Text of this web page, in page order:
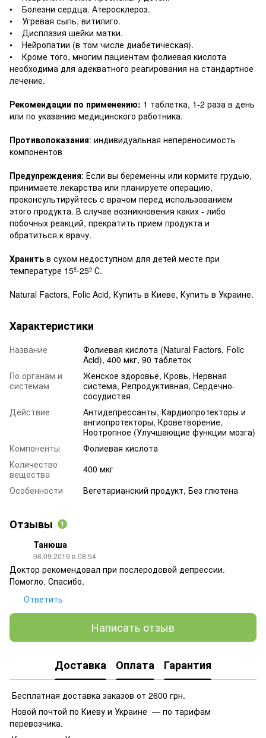
• Болезни сердца. Атеросклероз.
• Угревая сыпь, витилиго.
• Дисплазия шейки матки.
• Нейропатии (в том числе диабетическая).
• Кроме того, многим пациентам фолиевая кислота
необходима для адекватного реагирования на стандартное
лечение.
Рекомендации по применению: 1 таблетка, 1-2 раза в день
или по указанию медицинского работника.
Противопоказания: индивидуальная непереносимость
компонентов
Предупреждения: Если вы беременны или кормите грудью,
принимаете лекарства или планируете операцию,
проконсультируйтесь с врачом перед использованием
этого продукта. В случае возникновения каких - либо
побочных реакций, прекратить прием продукта и
обратиться к врачу.
Хранить в сухом недоступном для детей месте при
температуре 15º-25º С.
Natural Factors, Folic Acid, Купить в Киеве, Купить в Украине.
Характеристики
Название
Фолиевая кислота (Natural Factors, Folic
Acid), 400 мкг, 90 таблеток
По органам и
системам
Женское здоровье, Кровь, Нервная
система, Репродуктивная, Сердечно-
сосудистая
Действие
Антидепрессанты, Кардиопротекторы и
ангиопротекторы, Кроветворение,
Ноотропное (Улучшающие функции мозга)
Компоненты
Фолиевая кислота
Количество
вещества
400 мкг
Особенности
Вегетарианский продукт, Без глютена
Отзывы 1
Танюша
08.09.2019 в 08:54
Доктор рекомендовал при послеродовой депрессии.
Помогло. Спасибо.
Ответить
Написать отзыв
Доставка Оплата Гарантия
Бесплатная доставка заказов от 2600 грн.
Новой почтой по Киеву и Украине — по тарифам
перевозчика.